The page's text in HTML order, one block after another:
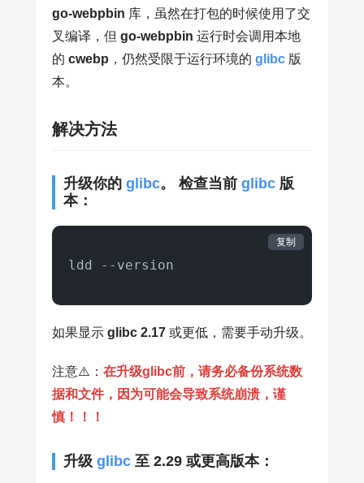
go-webpbin 库，虽然在打包的时候使用了交
叉编译，但 go-webpbin 运行时会调用本地
的 cwebp ，仍然受限于运行环境的 glibc 版
本。
解决方法
升级你的 glibc。 检查当前 glibc 版
本：
ldd --version
复制
如果显示 glibc 2.17 或更低，需要手动升级。
注意⚠️： 在升级glibc前，请务必备份系统数
据和文件，因为可能会导致系统崩溃，谨
慎！！！
升级 glibc 至 2.29 或更高版本：